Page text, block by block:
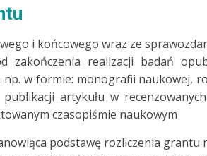
i końcowego wraz ze
zakończenia realizacji badań
w formie: monografii naukowej,
artykułu w
czasopiśmie naukowym
podstawę rozliczenia grantu